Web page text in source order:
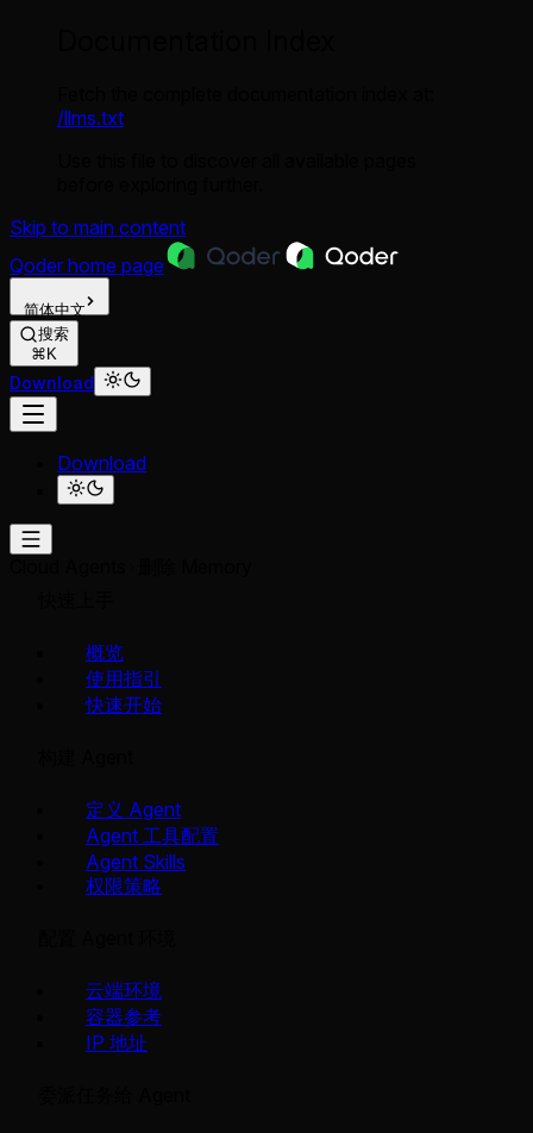
/llms.txt
Skip to main content
Qoder home page
简体中文
搜索
⌘K
Download
Download
概览
使用指引
快速开始
定义 Agent
Agent 工具配置
Agent Skills
权限策略
云端环境
容器参考
IP 地址